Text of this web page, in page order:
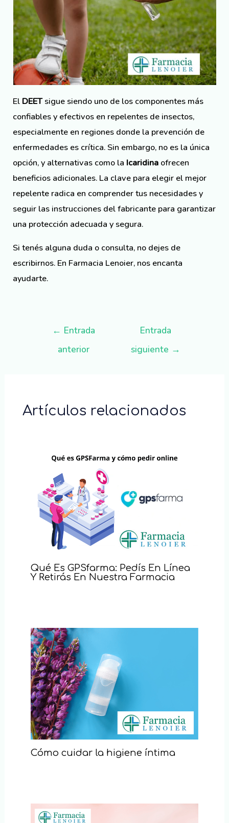
El DEETsigue siendo uno de los componentes más
confiables y efectivos en repelentes de insectos,
especialmente en regiones donde la prevención de
enfermedades es crítica. Sin embargo, no es la única
opción, y alternativas como la Icaridina ofrecen
beneficios adicionales. La clave para elegir el mejor
repelente radica en comprender tus necesidades y
seguir las instrucciones del fabricante para garantizar
una protección adecuada y segura.
Si tenés alguna duda o consulta, no dejes de
escribirnos. En Farmacia Lenoier, nos encanta
ayudarte.
← Entrada
anterior
Entrada
siguiente →
Artículos relacionados
Qué Es GPSfarma: Pedís En Línea
Y Retirás En Nuestra Farmacia
Cómo cuidar la higiene íntima